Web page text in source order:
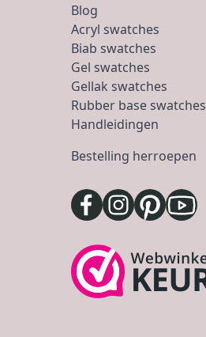
Blog
Acryl swatches
Biab swatches
Gel swatches
Gellak swatches
Rubber base swatches
Handleidingen
Bestelling herroepen